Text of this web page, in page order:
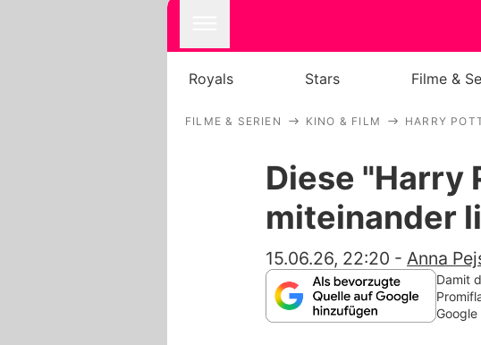
Royals Stars Filme &
FILME & SERIEN KINO & FILM HARRY
Diese "Harry
miteinander
15.06.26, 22:20 - Anna
Damit
Google